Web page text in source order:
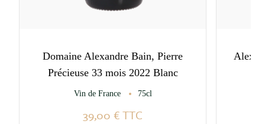
Domaine Alexandre Bain, Pierre
Précieuse 33 mois 2022 Blanc
Vin de France 75cl
39,00 €TTC